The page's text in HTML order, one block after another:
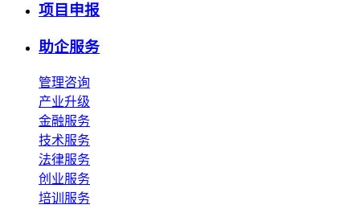
项目申报
助企服务
管理咨询
产业升级
金融服务
技术服务
法律服务
创业服务
培训服务